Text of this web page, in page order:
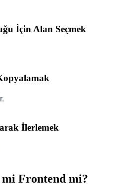
İçin Alan Seçmek
İlerlemek
mi Frontend mi?